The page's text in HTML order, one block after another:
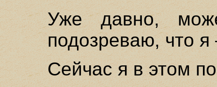
Уже давно,
подозреваю, что
Сейчас я в этом